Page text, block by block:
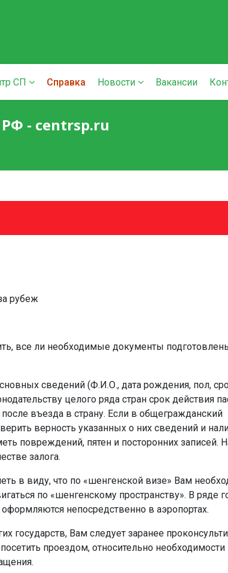
СП Справка Новости Вакансии
- centrsp.ru
рубеж
все ли необходимые документы
сведений (Ф.И.О., дата рождения, пол,
целого ряда стран срок действия
въезда в страну. Если в общегражданский
верность указанных о них сведений и
повреждений, пятен и посторонних записей.
залога.
в виду, что по «шенгенской визе» Вам
по «шенгенскому пространству». В ряде
непосредственно в аэропортах.
государств, Вам следует заранее
проездом, относительно необходимости